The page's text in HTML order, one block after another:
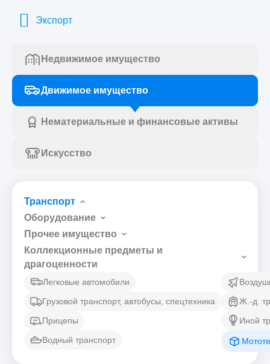
Экспорт
Недвижимое имущество
Движимое имущество
Нематериальные и финансовые активы
Искусство
Транспорт
Оборудование
Прочее имущество
Коллекционные предметы и
драгоценности
Легковые автомобили
Грузовой транспорт, автобусы, спецтехника
Прицепы
Водный транспорт
Ж.-д.
Иной